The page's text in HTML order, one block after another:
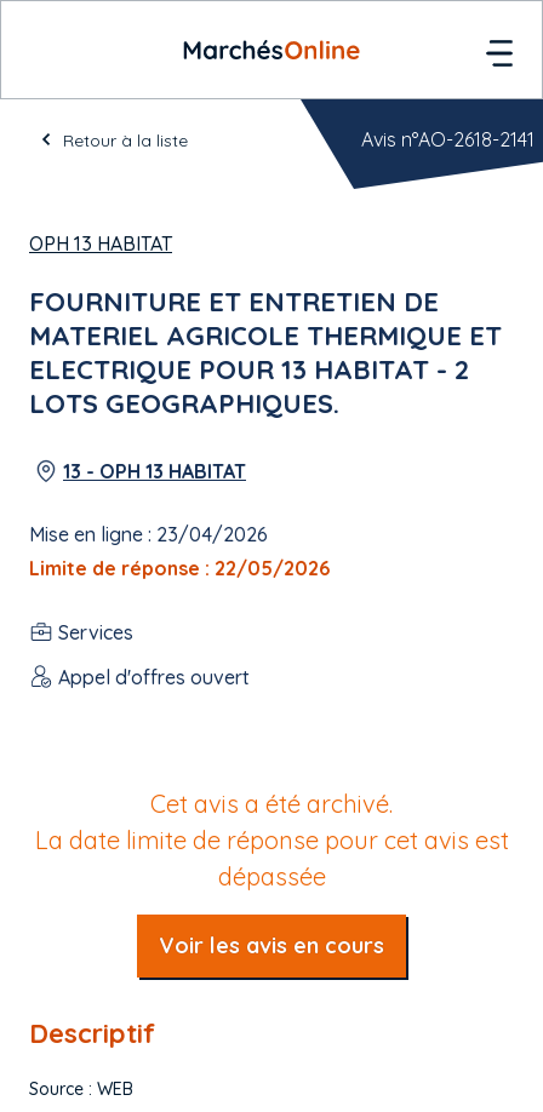
Retour à la liste
OPH 13 HABITAT
FOURNITURE ET ENTRETIEN DE
MATERIEL AGRICOLE THERMIQUE ET
ELECTRIQUE POUR 13 HABITAT - 2
LOTS GEOGRAPHIQUES.
13 - OPH 13 HABITAT
Mise en ligne : 23/04/2026
Limite de réponse : 22/05/2026
Services
Appel d'offres ouvert
Avis n°AO-2618-2141
Cet avis a été archivé.
La date limite de réponse pour cet avis est
dépassée
Voir les avis en cours
Descriptif
Source : WEB